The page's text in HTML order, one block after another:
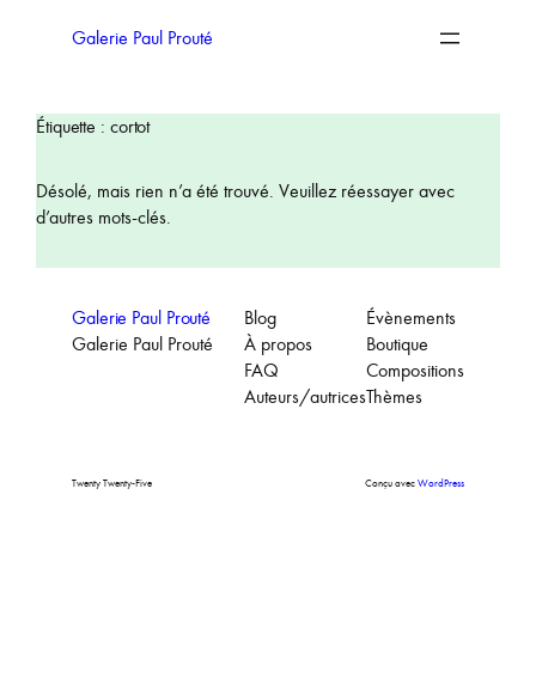
Galerie Paul Prouté
Étiquette : cortot
Désolé, mais rien n’a été trouvé. Veuillez réessayer avec
d’autres mots-clés.
Galerie Paul Prouté
Galerie Paul Prouté
Blog
À propos
FAQ
Auteurs/autrices
Évènements
Boutique
Compositions
Thèmes
Twenty Twenty-Five Conçu avecWordPress